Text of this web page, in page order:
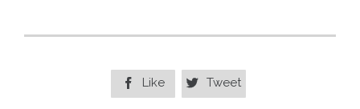
 Like  Tweet